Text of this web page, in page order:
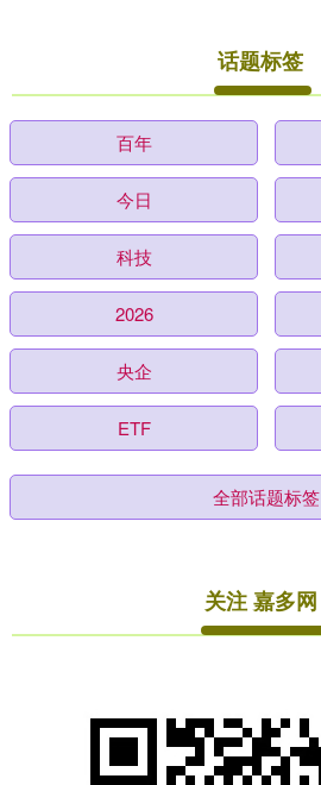
话题标签
百年
今日
科技
2026
央企
ETF
全部话题标签
关注 嘉多网